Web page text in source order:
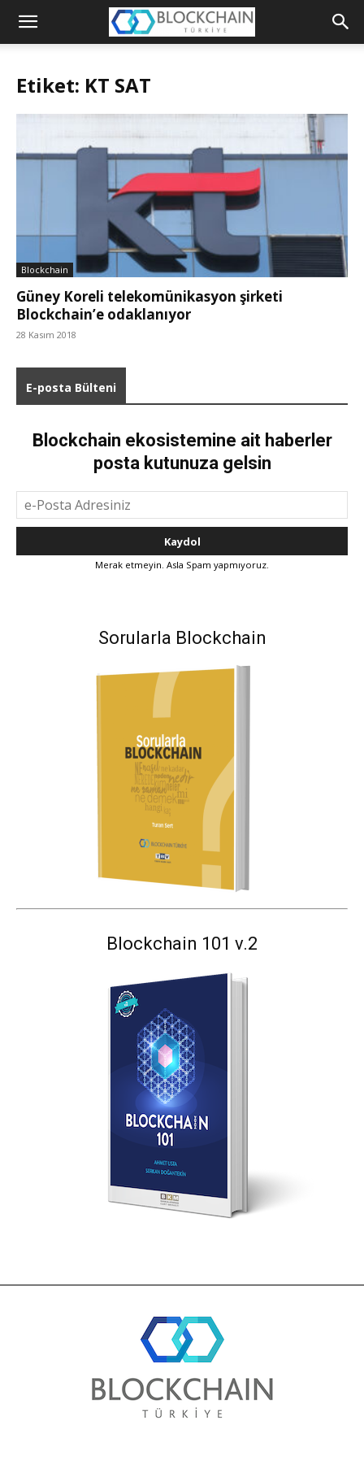
Blockchain
Etiket: KT SAT
Blockchain
Güney Koreli telekomünikasyon şirketi
Blockchain’e odaklanıyor
28 Kasım 2018
E-posta Bülteni
Blockchain ekosistemine ait haberler
posta kutunuza gelsin
Merak etmeyin. Asla Spam yapmıyoruz.
Sorularla Blockchain
Blockchain 101 v.2